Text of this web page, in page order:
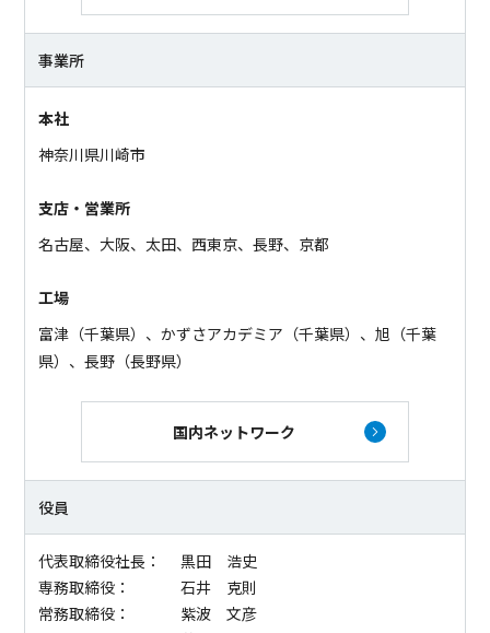
事業所
本社
神奈川県川崎市
支店・営業所
名古屋、大阪、太田、西東京、長野、京都
工場
富津（千葉県）、かずさアカデミア（千葉県）、旭（千葉
県）、長野（長野県）
国内ネットワーク
役員
代表取締役社長：
黒田 浩史
専務取締役：
石井 克則
常務取締役：
紫波 文彦